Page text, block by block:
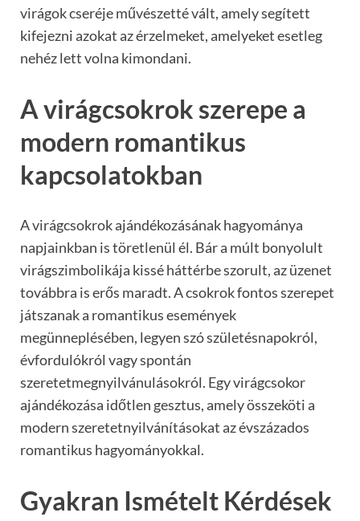
virágok cseréje művészetté vált, amely segített
kifejezni azokat az érzelmeket, amelyeket esetleg
nehéz lett volna kimondani.
A virágcsokrok szerepe a
modern romantikus
kapcsolatokban
A virágcsokrok ajándékozásának hagyománya
napjainkban is töretlenül él. Bár a múlt bonyolult
virágszimbolikája kissé háttérbe szorult, az üzenet
továbbra is erős maradt. A csokrok fontos szerepet
játszanak a romantikus események
megünneplésében, legyen szó születésnapokról,
évfordulókról vagy spontán
szeretetmegnyilvánulásokról. Egy virágcsokor
ajándékozása időtlen gesztus, amely összeköti a
modern szeretetnyilvánításokat az évszázados
romantikus hagyományokkal.
Gyakran Ismételt Kérdések